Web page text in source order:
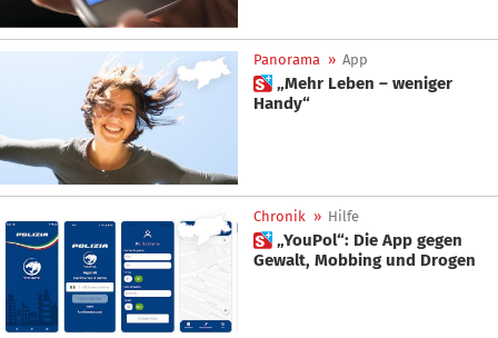
Panorama » App
 „Mehr Leben – weniger
Handy“
Chronik » Hilfe
 „YouPol“: Die App gegen
Gewalt, Mobbing und Drogen